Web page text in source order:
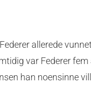
allerede
var Federer
han noensinne